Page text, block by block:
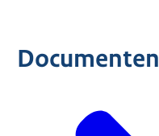
Documenten